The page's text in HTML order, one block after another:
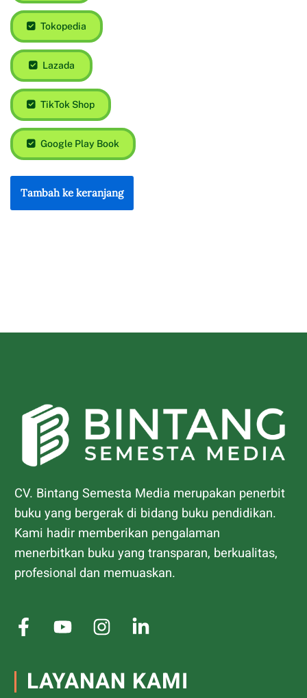
Tokopedia
Lazada
TikTok Shop
Google Play Book
Tambah ke keranjang
CV. Bintang Semesta Media merupakan penerbit
buku yang bergerak di bidang buku pendidikan.
Kami hadir memberikan pengalaman
menerbitkan buku yang transparan, berkualitas,
profesional dan memuaskan.
LAYANAN KAMI